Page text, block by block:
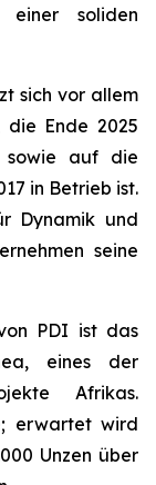
einer soliden
sich vor allem
Ende 2025
sowie auf die
in Betrieb ist.
Dynamik und
seine
PDI ist das
eines der
Afrikas.
erwartet wird
Unzen über